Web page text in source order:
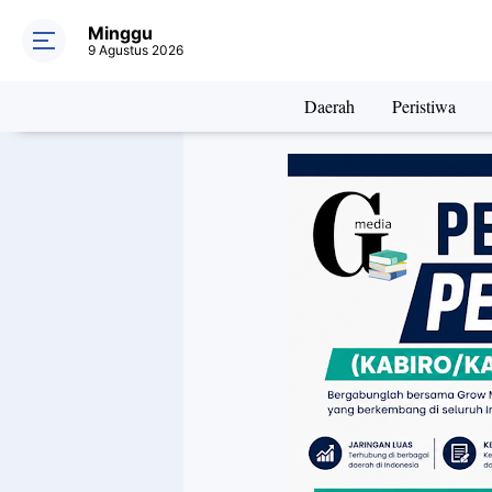
Minggu
9 Agustus 2026
Daerah Peristiwa